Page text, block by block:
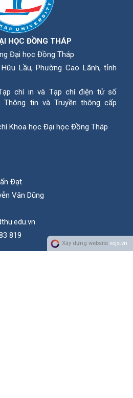
HỌC ĐỒNG THÁP
Đại học Đồng Tháp
Lầu, Phường Cao Lãnh, tỉnh
chí in và Tạp chí điện tử số
Thông tin và Truyền thông cấp
Khoa học Đại học Đồng Tháp
Đạt
Văn Dũng
819